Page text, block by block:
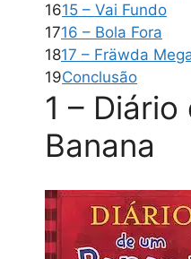
1615 – Vai Fundo
1716 – Bola Fora
1817 – Fräwda
19Conclusão
1 – Diário
Banana